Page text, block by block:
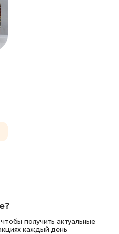
получить актуальные
каждый день